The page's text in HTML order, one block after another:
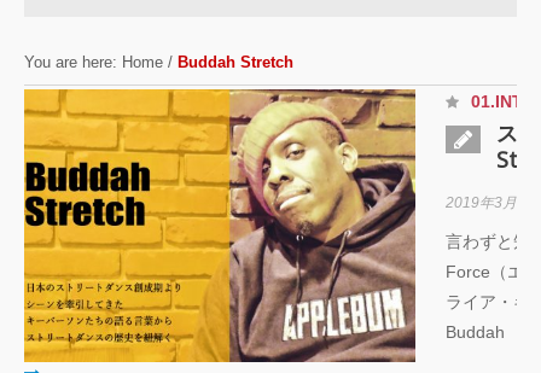
You are here: Home / Buddah Stretch
ス
2019年3月5日
言わずと知
Force（エ
ライア・キ
Buddah